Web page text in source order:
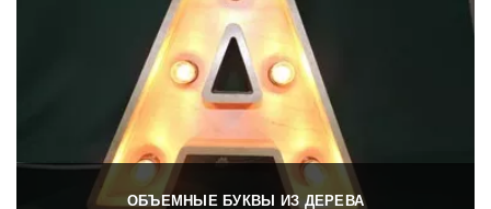
ОБЪЕМНЫЕ БУКВЫ ИЗ ДЕРЕВА